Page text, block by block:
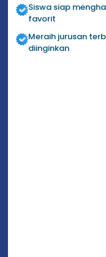
Siswa siap
favorit
Meraih jurusan
diinginkan